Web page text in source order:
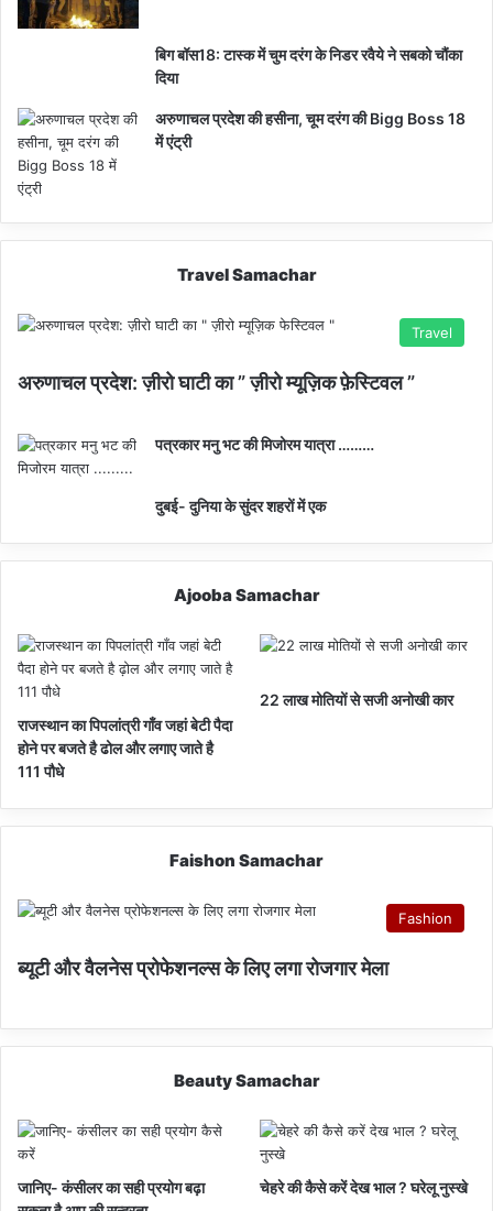
बिग बॉस18: टास्क में चुम दरंग के निडर रवैये ने सबको चौंका
दिया
अरुणाचल प्रदेश की हसीना, चूम दरंग की Bigg Boss 18
में एंट्री
Travel Samachar
Travel
अरुणाचल प्रदेश: ज़ीरो घाटी का ” ज़ीरो म्यूज़िक फ़ेस्टिवल ”
पत्रकार मनु भट की मिजोरम यात्रा ………
दुबई- दुनिया के सुंदर शहरों में एक
Ajooba Samachar
राजस्थान का पिपलांत्री गाँव जहां बेटी पैदा
होने पर बजते है ढोल और लगाए जाते है
111 पौधे
22 लाख मोतियों से सजी अनोखी कार
Faishon Samachar
Fashion
ब्यूटी और वैलनेस प्रोफेशनल्स के लिए लगा रोजगार मेला
Beauty Samachar
जानिए- कंसीलर का सही प्रयोग बढ़ा
चेहरे की कैसे करें देख भाल ? घरेलू नुस्खे